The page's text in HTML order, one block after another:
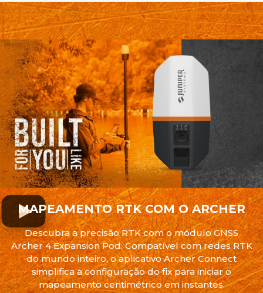
MAPEAMENTO RTK COM O ARCHER
Descubra a precisão RTK com o módulo GNSS
Archer 4 Expansion Pod. Compatível com redes RTK
do mundo inteiro, o aplicativo Archer Connect
simplifica a configuração do fix para iniciar o
mapeamento centimétrico em instantes.